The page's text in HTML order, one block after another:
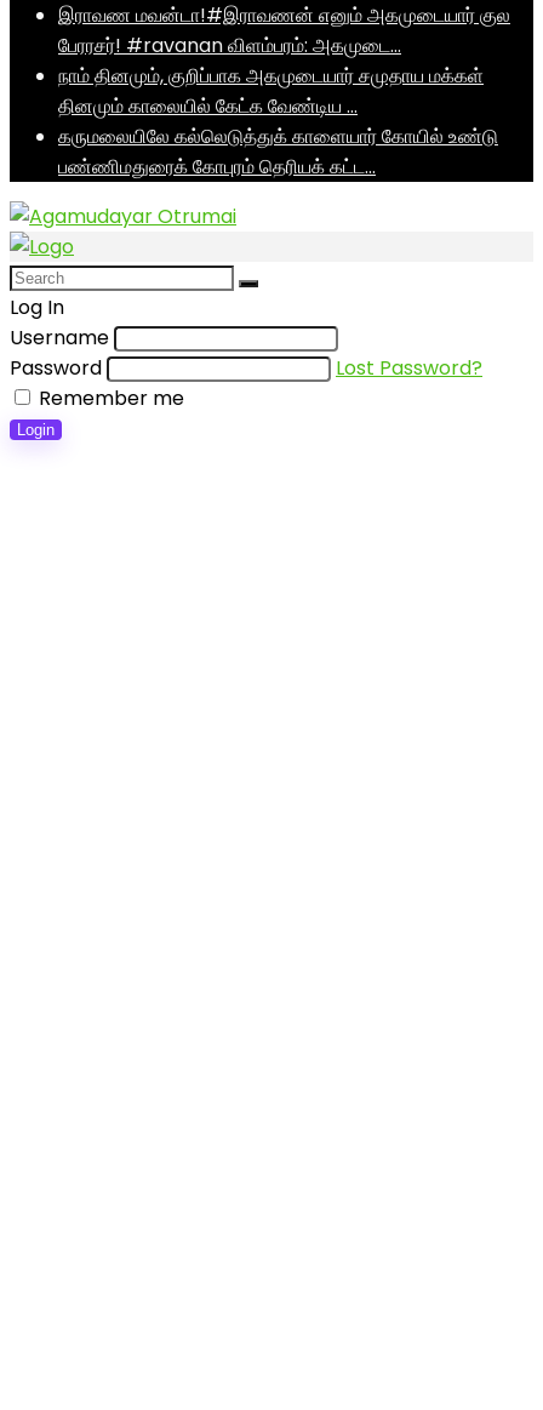
இராவண மவன்டா!#இராவணன் எனும் அகமுடையார் குல
பேரரசர்! #ravanan விளம்பரம்: அகமுடை…
நாம் தினமும், குறிப்பாக அகமுடையார் சமுதாய மக்கள்
தினமும் காலையில் கேட்க வேண்டிய …
கருமலையிலே கல்லெடுத்துக் காளையார் கோயில் உண்டு
பண்ணிமதுரைக் கோபுரம் தெரியக் கட்ட…
Log In
Username
Password
Lost Password?
Remember me
Login